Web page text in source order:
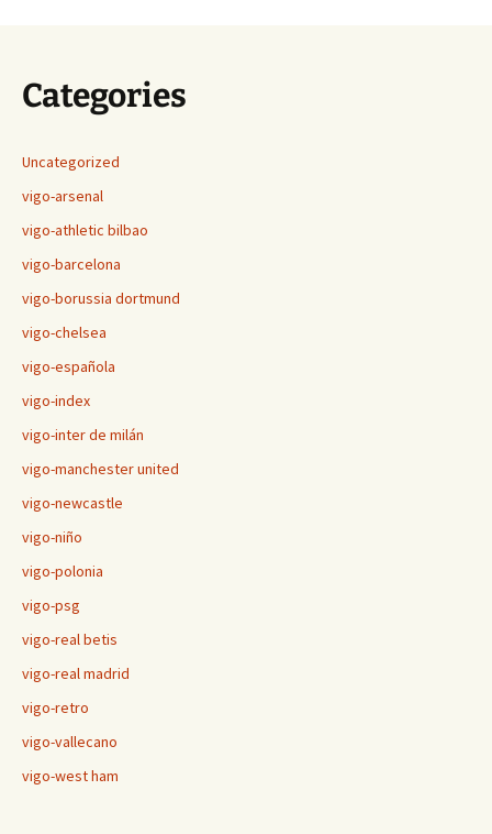
Categories
Uncategorized
vigo-arsenal
vigo-athletic bilbao
vigo-barcelona
vigo-borussia dortmund
vigo-chelsea
vigo-española
vigo-index
vigo-inter de milán
vigo-manchester united
vigo-newcastle
vigo-niño
vigo-polonia
vigo-psg
vigo-real betis
vigo-real madrid
vigo-retro
vigo-vallecano
vigo-west ham